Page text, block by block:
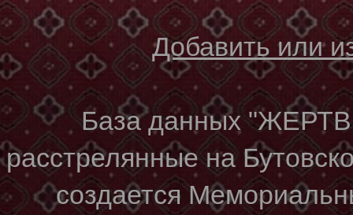
Добавить или
База данных
расстрелянные на
создается